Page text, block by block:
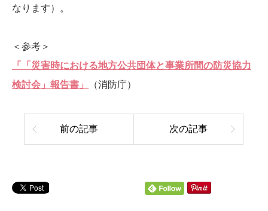
なります）。
＜参考＞
「「災害時における地方公共団体と事業所間の防災協力
検討会」報告書」
（消防庁）
前の記事 次の記事